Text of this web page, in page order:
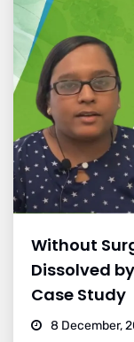
Without
Dissolved
Case Study
8 December,